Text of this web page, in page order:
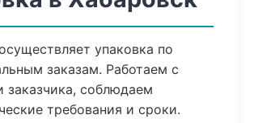
упаковка по
заказам. Работаем с
заказчика, соблюдаем
требования и сроки.